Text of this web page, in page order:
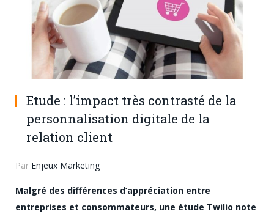
Etude : l’impact très contrasté de la
personnalisation digitale de la
relation client
Par Enjeux Marketing
Malgré des différences d’appréciation entre
entreprises et consommateurs, une étude Twilio note